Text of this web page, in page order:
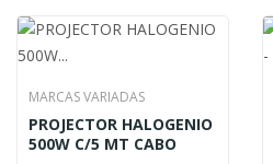
MARCAS VARIADAS
PROJECTOR HALOGENIO
500W C/5 MT CABO